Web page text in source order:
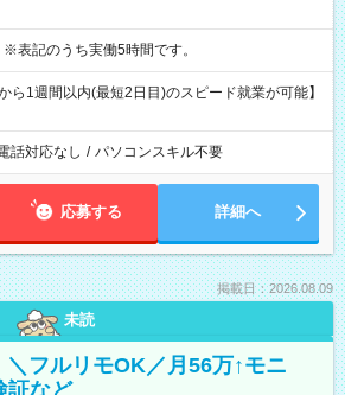
10:00～15:00 ※表記のうち実働5時間です。
ら1週間以内(最短2日目)のスピード就業が可能】
話対応なし / パソコンスキル不要
応募する 詳細へ
掲載日：2026.08.09
未読
＼フルリモOK／月56万↑モニ
証など